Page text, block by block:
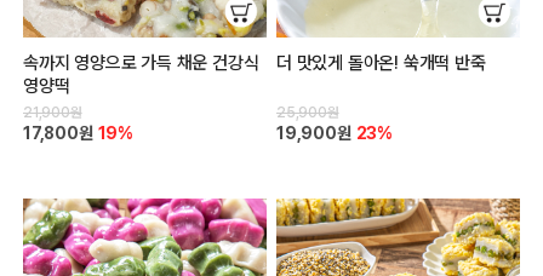
속까지 영양으로 가득 채운 건강식
영양떡
21,900원
17,800원 19%
더 맛있게 돌아온! 쑥개떡 반죽
25,900원
19,900원 23%